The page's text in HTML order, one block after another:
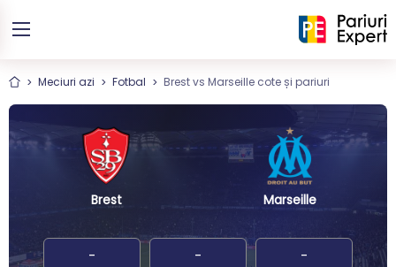
Meciuri azi Fotbal Brest vs Marseille cote și pariuri
Brest Marseille
- - -